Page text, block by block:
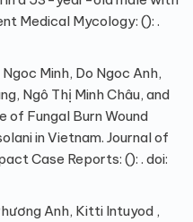
Medical Mycology: (): .
Minh, Do Ngoc Anh,
Ngô Thị Minh Châu, and
of Fungal Burn Wound
in Vietnam. Journal of
Case Reports: (): . doi:
Anh, Kitti Intuyod ,